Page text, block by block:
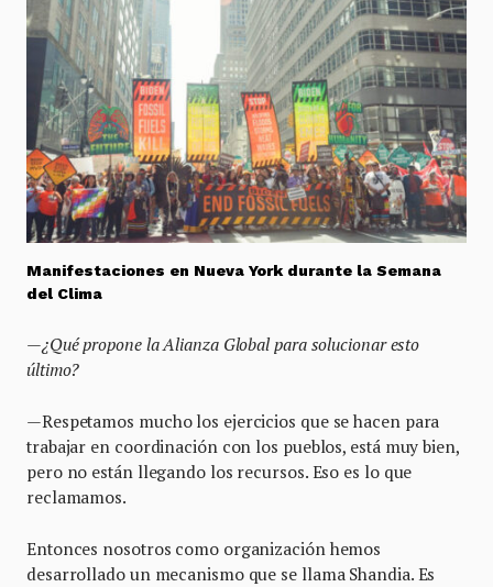
Manifestaciones en Nueva York durante la Semana
del Clima
—¿Qué propone la Alianza Global para solucionar esto
último?
—Respetamos mucho los ejercicios que se hacen para
trabajar en coordinación con los pueblos, está muy bien,
pero no están llegando los recursos. Eso es lo que
reclamamos.
Entonces nosotros como organización hemos
desarrollado un mecanismo que se llama Shandia. Es